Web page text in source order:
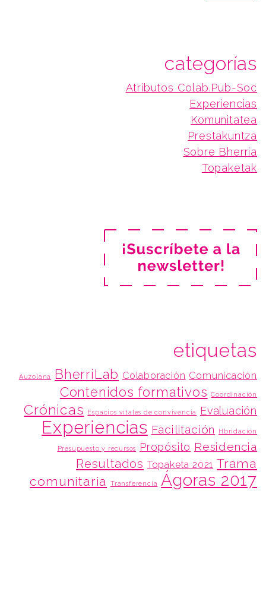
categorías
Atributos Colab.Pub-Soc
Experiencias
Komunitatea
Prestakuntza
Sobre Bherria
Topaketak
etiquetas
Auzolana BherriLab Colaboración Comunicación
Contenidos formativos Coordinación
Crónicas Espacios vitales de convivencia Evaluación
Experiencias Facilitación Hbridación
Presupuesto y recursos Propósito Residencia
Resultados Topaketa 2021 Trama
comunitaria
Transferencia Ágoras 2017